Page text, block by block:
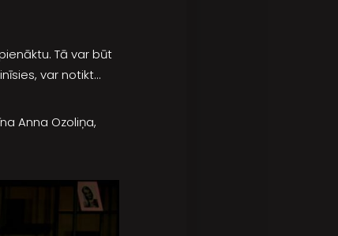
Tā var būt
var notikt…
Anna Ozoliņa,